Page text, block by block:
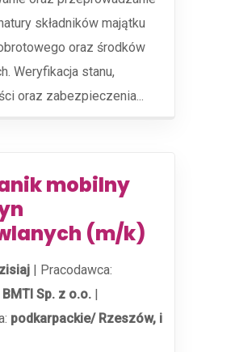
składników majątku
oraz środków
Weryfikacja stanu,
oraz zabezpieczenia...
mobilny
(m/k)
| Pracodawca:
BMTI Sp. z o.o. |
podkarpackie/ Rzeszów, i